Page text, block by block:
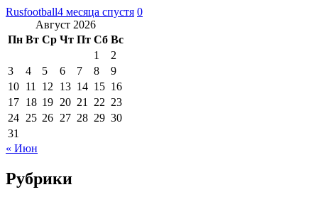
Rusfootball4 месяца спустя 0
Август 2026
Пн Вт Ср Чт Пт Сб Вс
1
2
3
4 5 6 7 8
9
10 11 12 13 14 15 16
17 18 19 20 21 22 23
24 25 26 27 28 29 30
31
« Июн
Рубрики